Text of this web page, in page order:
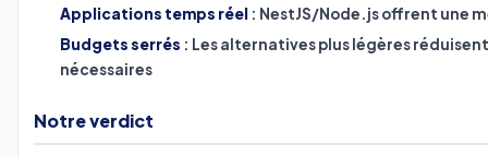
Applications temps réel: NestJS/Node.js offrent une
Budgets serrés : Les alternatives plus légères
nécessaires
Notre verdict